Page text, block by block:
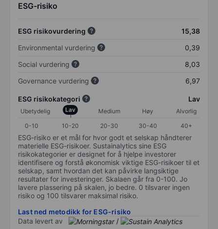
ESG-risiko
ESG risikovurdering
15,38
Environmental vurdering
0,39
Social vurdering
8,03
Governance vurdering
6,97
ESG risikokategori Lav
Ubetydelig Lav Medium Høy
Alvorlig
0-10
10-20 20-30 30-40 40+
ESG-risiko er et mål for hvor godt et selskap håndterer
materielle ESG-risikoer. Sustainalytics sine ESG
risikokategorier er designet for å hjelpe investorer
identifisere og forstå økonomisk viktige ESG-risikoer til et
selskap, samt hvordan det kan påvirke langsiktige
resultater for investeringer. Skalaen går fra 0-100. Jo
lavere plassering på skalen, jo bedre. 0 tilsvarer ingen
risiko og 100 tilsvarer maksimal risiko.
Last ned metodikk for ESG-risiko
Data levert av
/